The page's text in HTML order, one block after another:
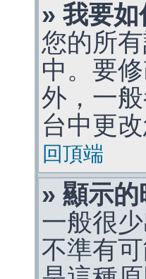
» 我要
您的所
中。要
外，一
台中更
回頂端
» 顯示的
一般很
不準有